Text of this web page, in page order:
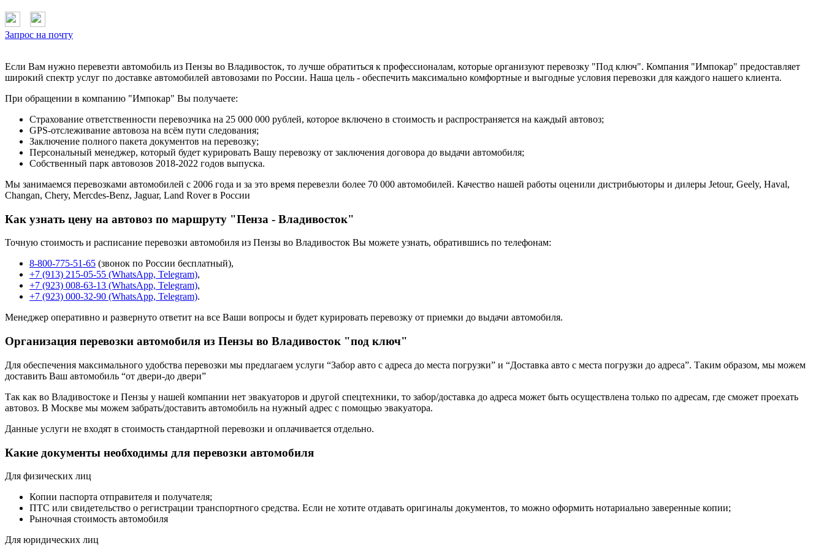
Запрос на почту
Если Вам нужно перевезти автомобиль из Пензы во Владивосток, то лучше обратиться к профессионалам, которые организуют перевозку "Под ключ". Компания "Импокар" предоставляет
широкий спектр услуг по доставке автомобилей автовозами по России. Наша цель - обеспечить максимально комфортные и выгодные условия перевозки для каждого нашего клиента.
При обращении в компанию "Импокар" Вы получаете:
Страхование ответственности перевозчика на 25 000 000 рублей, которое включено в стоимость и распространяется на каждый автовоз;
GPS-отслеживание автовоза на всём пути следования;
Заключение полного пакета документов на перевозку;
Персональный менеджер, который будет курировать Вашу перевозку от заключения договора до выдачи автомобиля;
Собственный парк автовозов 2018-2022 годов выпуска.
Мы занимаемся перевозками автомобилей с 2006 года и за это время перевезли более 70 000 автомобилей. Качество нашей работы оценили дистрибьюторы и дилеры Jetour, Geely, Haval,
Changan, Chery, Mercdes-Benz, Jaguar, Land Rover в России
Как узнать цену на автовоз по маршруту "Пенза - Владивосток"
Точную стоимость и расписание перевозки автомобиля из Пензы во Владивосток Вы можете узнать, обратившись по телефонам:
8-800-775-51-65 (звонок по России бесплатный),
+7 (913) 215-05-55 (WhatsApp, Telegram),
+7 (923) 008-63-13 (WhatsApp, Telegram),
+7 (923) 000-32-90 (WhatsApp, Telegram).
Менеджер оперативно и развернуто ответит на все Ваши вопросы и будет курировать перевозку от приемки до выдачи автомобиля.
Организация перевозки автомобиля из Пензы во Владивосток "под ключ"
Для обеспечения максимального удобства перевозки мы предлагаем услуги “Забор авто с адреса до места погрузки” и “Доставка авто с места погрузки до адреса”. Таким образом, мы можем
доставить Ваш автомобиль “от двери-до двери”
Так как во Владивостоке и Пензы у нашей компании нет эвакуаторов и другой спецтехники, то забор/доставка до адреса может быть осуществлена только по адресам, где сможет проехать
автовоз. В Москве мы можем забрать/доставить автомобиль на нужный адрес с помощью эвакуатора.
Данные услуги не входят в стоимость стандартной перевозки и оплачивается отдельно.
Какие документы необходимы для перевозки автомобиля
Для физических лиц
Копии паспорта отправителя и получателя;
ПТС или свидетельство о регистрации транспортного средства. Если не хотите отдавать оригиналы документов, то можно оформить нотариально заверенные копии;
Рыночная стоимость автомобиля
Для юридических лиц